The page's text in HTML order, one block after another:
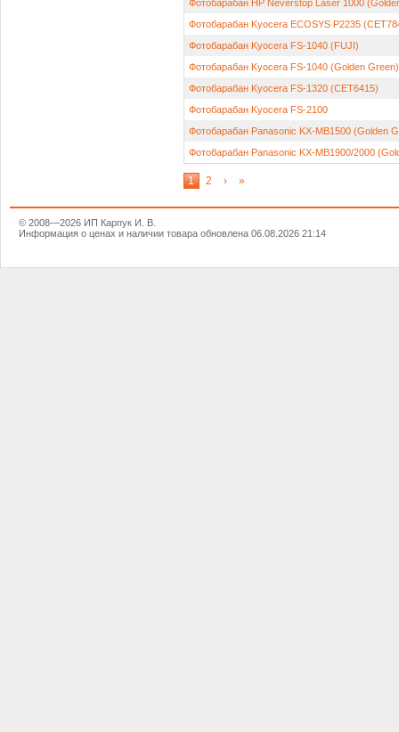
Фотобарабан HP Neverstop Laser 1000
Фотобарабан Kyocera ECOSYS P2235
Фотобарабан Kyocera FS-1040 (FUJI)
Фотобарабан Kyocera FS-1040 (Golden Green)
Фотобарабан Kyocera FS-1320 (CET6415)
Фотобарабан Kyocera FS-2100
Фотобарабан Panasonic KX-MB1500 (Golden
Фотобарабан Panasonic KX-MB1900/2000
1 2 › »
© 2008—2026 ИП Карпук И. В.
Информация о ценах и наличии товара обновлена 06.08.2026 21:14